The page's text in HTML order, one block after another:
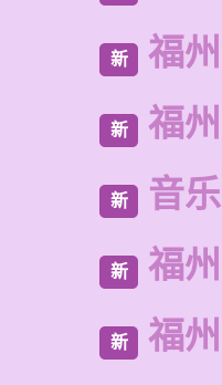
新 福
新 福
新 音
新 福
新 福